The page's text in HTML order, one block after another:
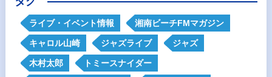
ライブ・イベント情報 湘南ビーチFMマガジン
キャロル山崎 ジャズライブ ジャズ
木村太郎 トミースナイダー